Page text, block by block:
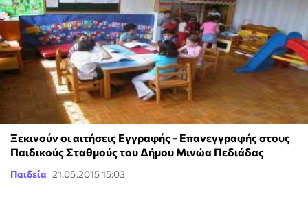
Ξεκινούν οι αιτήσεις Εγγραφής - Επανεγγραφής στους
Παιδικούς Σταθμούς του Δήμου Μινώα Πεδιάδας
Παιδεία 21.05.2015 15:03